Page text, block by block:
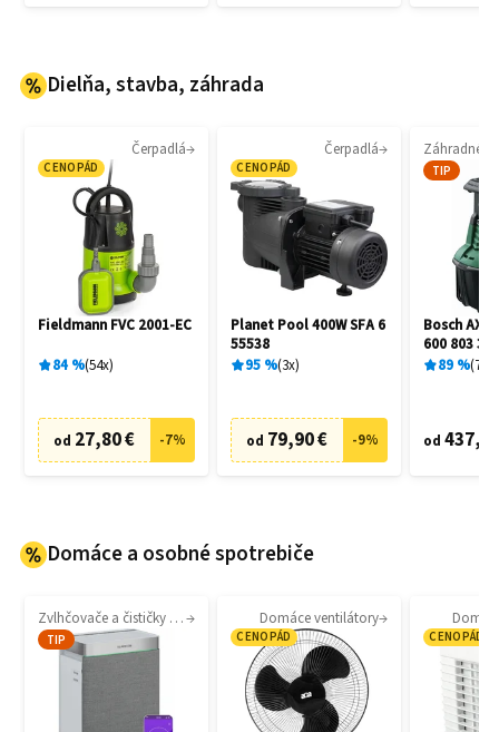
Dielňa, stavba, záhrada
Čerpadlá
CENOPÁD
Fieldmann FVC 2001-EC
84% 54x
od 27,80 € -7%
Čerpadlá
CENOPÁD
Planet Pool 400W SFA 6
55538
95% 3x
od 79,90 € -9%
TIP
Bosch AXT
600 803
89% 7
od
Domáce a osobné spotrebiče
Zvlhčovače a čističky vzduchu
TIP
Domáce ventilátory
CENOPÁD CENOPÁD